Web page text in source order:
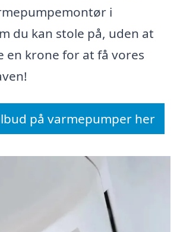
i
du kan stole på, uden at
en krone for at få vores
på varmepumper her